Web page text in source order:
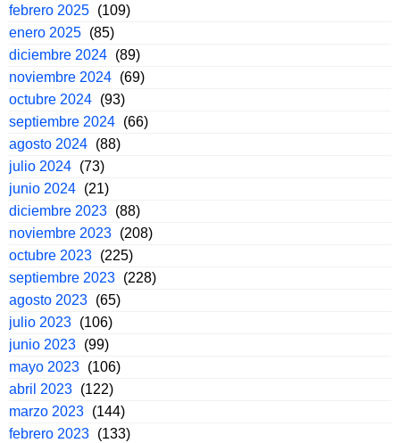
febrero 2025 (109)
enero 2025 (85)
diciembre 2024 (89)
noviembre 2024 (69)
octubre 2024 (93)
septiembre 2024 (66)
agosto 2024 (88)
julio 2024 (73)
junio 2024 (21)
diciembre 2023 (88)
noviembre 2023 (208)
octubre 2023 (225)
septiembre 2023 (228)
agosto 2023 (65)
julio 2023 (106)
junio 2023 (99)
mayo 2023 (106)
abril 2023 (122)
marzo 2023 (144)
febrero 2023 (133)